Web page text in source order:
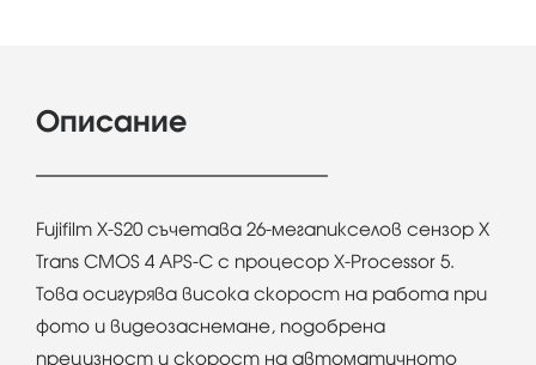
Описание
Fujifilm X-S20 съчетава 26-мегапикселов сензор X
Trans CMOS 4 APS-C с процесор X-Processor 5.
Това осигурява висока скорост на работа при
фото и видеозаснемане, подобрена
прецизност и скорост на автоматичното